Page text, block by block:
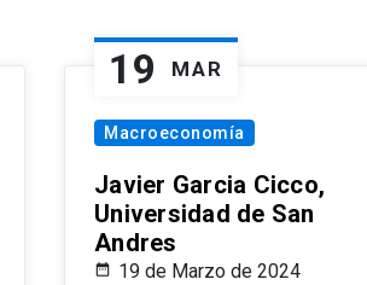
19 MAR
Macroeconomía
Javier Garcia Cicco,
Universidad de San
Andres
19 de Marzo de 2024